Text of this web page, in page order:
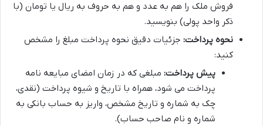
فروش ملک را هم به عدد و هم به حروف به ریال یا تومان (با
ذکر واحد پولی) بنویسید.
نحوه پرداخت: جزئیات دقیق نحوه پرداخت مبلغ را مشخص
کنید:
پیش پرداخت: مبلغی که در زمان امضای مبایعه نامه
پرداخت می شود، همراه با تاریخ و شیوه پرداخت (نقدی،
چک به شماره و تاریخ مشخص، واریز به حساب بانکی به
شماره و نام صاحب حساب).